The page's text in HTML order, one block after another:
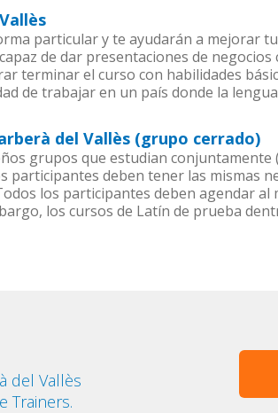
particular y te ayudarán a mejorar
de dar presentaciones de
terminar el curso con habilidades
de trabajar en un país donde la
del Vallès (grupo cerrado)
grupos que estudian conjuntamente
deben tener las mismas
los participantes deben agendar
los cursos de Latín de prueba
del Vallès
Trainers.